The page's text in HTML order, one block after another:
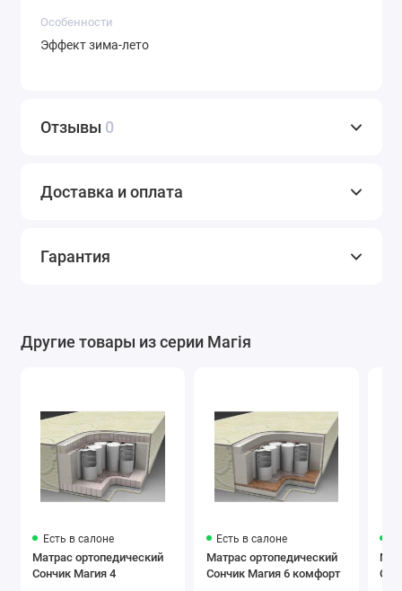
Особенности
Эффект зима-лето
Отзывы 0
Доставка и оплата
Гарантия
Другие товары из серии Магія
Есть в салоне
Матрас ортопедический
Сончик Магия 4
Есть в салоне
Матрас ортопедический
Сончик Магия 6 комфорт